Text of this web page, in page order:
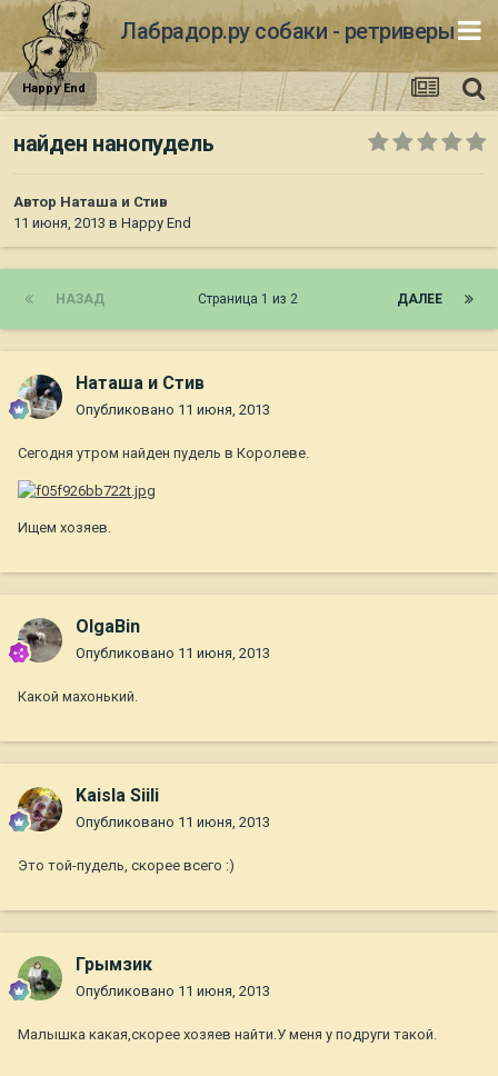
Лабрадор.ру собаки - ретриверы
Happy End
найден нанопудель
Автор Наташа и Стив
11 июня, 2013 в Happy End
НАЗАД ДАЛЕЕ
Страница 1 из 2
Наташа и Стив
Опубликовано 11 июня, 2013
Сегодня утром найден пудель в Королеве.
Ищем хозяев.
OlgaBin
Опубликовано 11 июня, 2013
Какой махонький.
Kaisla Siili
Опубликовано 11 июня, 2013
Это той-пудель, скорее всего :)
Грымзик
Опубликовано 11 июня, 2013
Малышка какая,скорее хозяев найти.У меня у подруги такой.